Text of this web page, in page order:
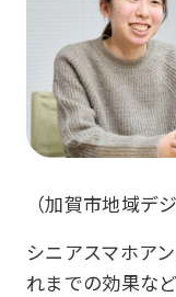
（加賀市地域デ
シニアスマホア
れまでの効果な